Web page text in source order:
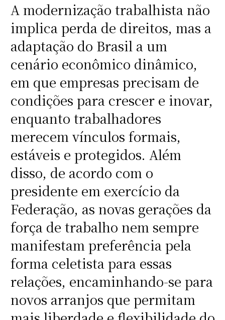
A modernização trabalhista não
implica perda de direitos, mas a
adaptação do Brasil a um
cenário econômico dinâmico,
em que empresas precisam de
condições para crescer e inovar,
enquanto trabalhadores
merecem vínculos formais,
estáveis e protegidos. Além
disso, de acordo com o
presidente em exercício da
Federação, as novas gerações da
força de trabalho nem sempre
manifestam preferência pela
forma celetista para essas
relações, encaminhando-se para
novos arranjos que permitam